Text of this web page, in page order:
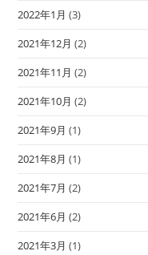
2022年1月 (3)
2021年12月 (2)
2021年11月 (2)
2021年10月 (2)
2021年9月 (1)
2021年8月 (1)
2021年7月 (2)
2021年6月 (2)
2021年3月 (1)